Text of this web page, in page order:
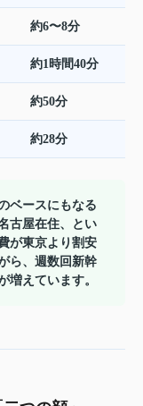
約6〜8分
約1時間40分
約50分
約28分
ベースにもなる
古屋在住、とい
が東京より割安
ら、週数回新幹
増えています。